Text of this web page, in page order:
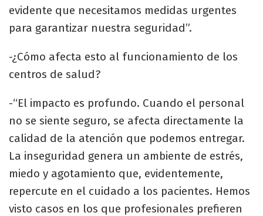
evidente que necesitamos medidas urgentes
para garantizar nuestra seguridad”.
-¿Cómo afecta esto al funcionamiento de los
centros de salud?
-“El impacto es profundo. Cuando el personal
no se siente seguro, se afecta directamente la
calidad de la atención que podemos entregar.
La inseguridad genera un ambiente de estrés,
miedo y agotamiento que, evidentemente,
repercute en el cuidado a los pacientes. Hemos
visto casos en los que profesionales prefieren